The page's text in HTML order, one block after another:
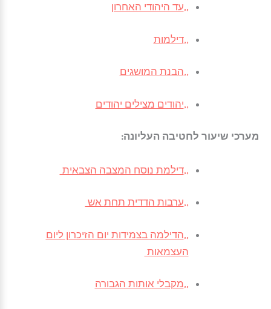
,,עד היהודי האחרון
,,דילמות
,,הבנת המושגים
,,יהודים מצילים יהודים
מערכי שיעור לחטיבה העליונה:
,,דילמת נוסח המצבה הצבאית
,,ערבות הדדית תחת אש
,,הדילמה בצמידות יום הזיכרון ליום
העצמאות
,,מקבלי אותות הגבורה